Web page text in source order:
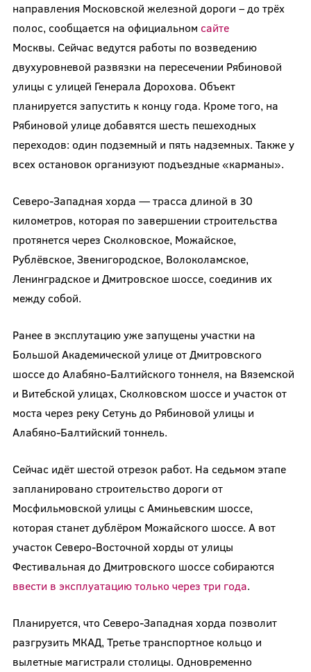
направления Московской железной дороги – до трёх
полос, сообщается на официальном сайте
Москвы. Сейчас ведутся работы по возведению
двухуровневой развязки на пересечении Рябиновой
улицы с улицей Генерала Дорохова. Объект
планируется запустить к концу года. Кроме того, на
Рябиновой улице добавятся шесть пешеходных
переходов: один подземный и пять надземных. Также у
всех остановок организуют подъездные «карманы».
Северо-Западная хорда — трасса длиной в 30
километров, которая по завершении строительства
протянется через Сколковское, Можайское,
Рублёвское, Звенигородское, Волоколамское,
Ленинградское и Дмитровское шоссе, соединив их
между собой.
Ранее в эксплутацию уже запущены участки на
Большой Академической улице от Дмитровского
шоссе до Алабяно-Балтийского тоннеля, на Вяземской
и Витебской улицах, Сколковском шоссе и участок от
моста через реку Сетунь до Рябиновой улицы и
Алабяно-Балтийский тоннель.
Сейчас идёт шестой отрезок работ. На седьмом этапе
запланировано строительство дороги от
Мосфильмовской улицы с Аминьевским шоссе,
которая станет дублёром Можайского шоссе. А вот
участок Северо-Восточной хорды от улицы
Фестивальная до Дмитровского шоссе собираются
ввести в эксплуатацию только через три года.
Планируется, что Северо-Западная хорда позволит
разгрузить МКАД, Третье транспортное кольцо и
вылетные магистрали столицы. Одновременно